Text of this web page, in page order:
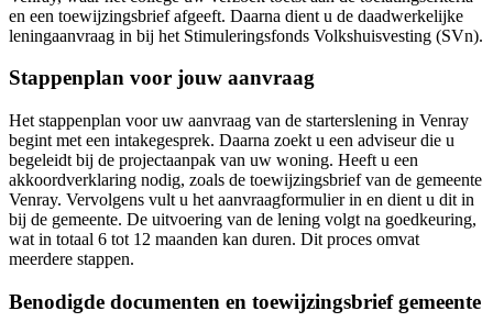
en een toewijzingsbrief afgeeft. Daarna dient u de daadwerkelijke
leningaanvraag in bij het Stimuleringsfonds Volkshuisvesting (SVn).
Stappenplan voor jouw aanvraag
Het stappenplan voor uw aanvraag van de starterslening in Venray
begint met een intakegesprek. Daarna zoekt u een adviseur die u
begeleidt bij de projectaanpak van uw woning. Heeft u een
akkoordverklaring nodig, zoals de toewijzingsbrief van de gemeente
Venray. Vervolgens vult u het aanvraagformulier in en dient u dit in
bij de gemeente. De uitvoering van de lening volgt na goedkeuring,
wat in totaal 6 tot 12 maanden kan duren. Dit proces omvat
meerdere stappen.
Benodigde documenten en toewijzingsbrief gemeente